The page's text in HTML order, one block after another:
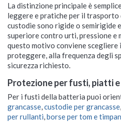
La distinzione principale è
leggere e pratiche per il trasporto
custodie sono rigide o semirigide
superiore contro urti, pressione e
questo motivo conviene scegliere
proteggere, alla frequenza degli
sicurezza richiesto.
Protezione per fusti, piatti
Per i fusti della batteria puoi
grancasse custodie per grancasse
per rullanti borse per tom e